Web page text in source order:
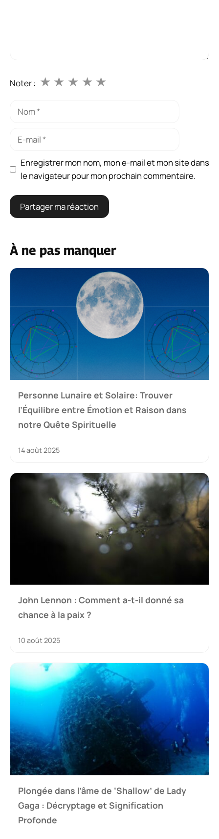
Noter : ★
★
★
★
★
Nom
Enregistrer mon nom, mon e-mail et mon site dans
le navigateur pour mon prochain commentaire.
À ne pas manquer
Personne Lunaire et Solaire: Trouver
l’Équilibre entre Émotion et Raison dans
notre Quête Spirituelle
14 août 2025
John Lennon : Comment a-t-il donné sa
chance à la paix ?
10 août 2025
Plongée dans l’âme de ‘Shallow’ de Lady
Gaga : Décryptage et Signification
Profonde